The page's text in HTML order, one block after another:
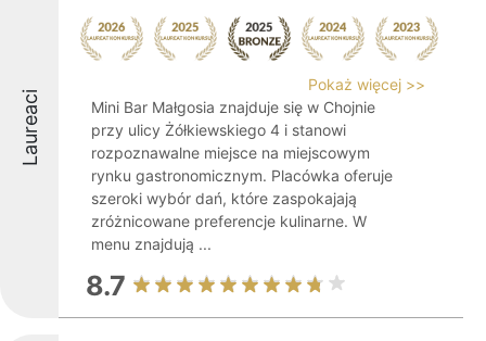
Laureaci
Pokaż więcej >>
Mini Bar Małgosia znajduje się w Chojnie
przy ulicy Żółkiewskiego 4 i stanowi
rozpoznawalne miejsce na miejscowym
rynku gastronomicznym. Placówka oferuje
szeroki wybór dań, które zaspokajają
zróżnicowane preferencje kulinarne. W
menu znajdują ...
8.7